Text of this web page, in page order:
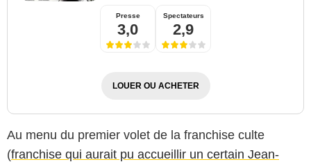
Presse
3,0
Spectateurs
2,9
LOUER OU ACHETER
Au menu du premier volet de la franchise culte
(franchise qui aurait pu accueillir un certain Jean-